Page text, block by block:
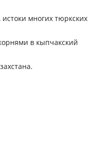
многих тюркских
в кыпчакский